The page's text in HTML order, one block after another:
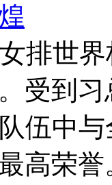
排世
受到
伍中
高荣